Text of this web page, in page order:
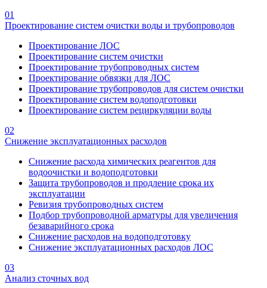
01
Проектирование систем очистки воды и трубопроводов
Проектирование ЛОС
Проектирование систем очистки
Проектирование трубопроводных систем
Проектирование обвязки для ЛОС
Проектирование трубопроводов для систем очистки
Проектирование систем водоподготовки
Проектирование систем рециркуляции воды
02
Снижение эксплуатационных расходов
Снижение расхода химических реагентов для
водоочистки и водоподготовки
Защита трубопроводов и продление срока их
эксплуатации
Ревизия трубопроводных систем
Подбор трубопроводной арматуры для увеличения
безаварийного срока
Снижение расходов на водоподготовку
Снижение эксплуатационных расходов ЛОС
03
Анализ сточных вод